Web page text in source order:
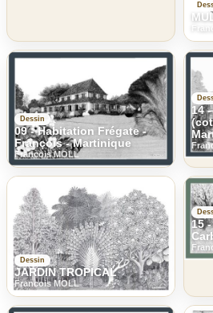
Dessin
09 - Habitation Frégate -
François - Martinique
Francois MOLL
14
Dessin
JARDIN TROPICAL
Francois MOLL
15